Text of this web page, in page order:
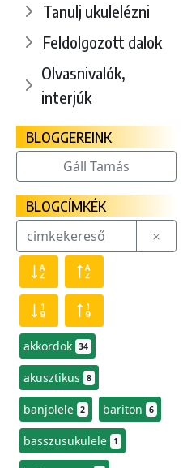
Tanulj ukulelézni
Feldolgozott dalok
Olvasnivalók,
interjúk
BLOGGEREINK
Gáll Tamás
BLOGCÍMKÉK
akkordok 34
akusztikus 8
banjolele 2 bariton 6
basszusukulele 1